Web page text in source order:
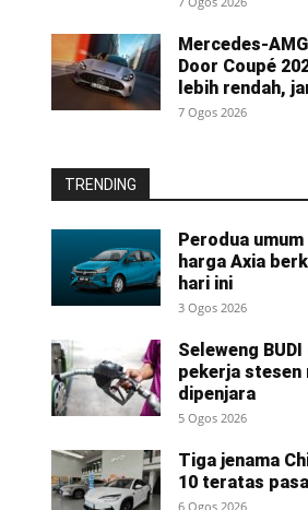
Mercedes-
Door Coupé
lebih rendah,
7 Ogos 2026
TRENDING
Perodua
harga Axia
hari ini
3 Ogos 2026
Seleweng
pekerja stesen
dipenjara
5 Ogos 2026
Tiga jenama
10 teratas
6 Ogos 2026